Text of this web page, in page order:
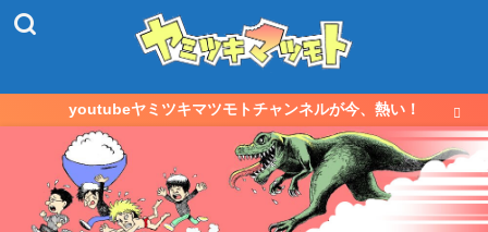
youtubeヤミツキマツモトチャンネルが今、熱い！